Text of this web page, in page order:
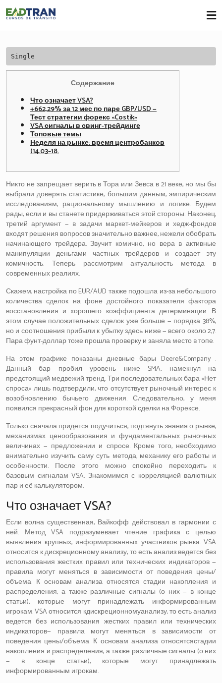
Eadtran
-
Single
Содержание
Что означает VSA?
+662,29% за 12 мес по паре GBP/USD —
Тест стратегии форекс «Costik»
VSA сигналы в свинг-трейдинге
Топовые темы
Неделя на рынке: время центробанков
(14.03–18.
Никто не запрещает верить в Тора или Зевса в 21 веке, но мы бы
выбрали доверять статистике, большим данным, эмпирическим
исследованиям, рациональному мышлению и логике. Будем
рады, если и вы станете придерживаться этой стороны. Наконец,
третий аргумент — в задачи маркет-мейкеров и хедж-фондов
входят решения вопросов значительно важнее, нежели обобрать
начинающего трейдера. Звучит комично, но вера в активные
манипуляции деньгами частных трейдеров и создает эту
комичность. Теперь рассмотрим актуальность метода в
современных реалиях.
Скажем, настройка по EUR/AUD также подошла из-за небольшого
количества сделок на фоне достойного показателя фактора
восстановления и хорошего коэффициента детерминации. В
этом случае положительных сделок уже больше — порядка 38%,
но и соотношения прибыли к убытку здесь ниже — всего около 2,7.
Пара фунт-доллар тоже прошла проверку и заняла место в топе.
На этом графике показаны дневные бары Deere&Company .
Данный бар пробил уровень ниже SMA, намекнул на
предстоящий медвежий тренд. Три последовательных бара «Нет
спроса» лишь подтвердили, что отсутствует рыночный интерес к
возобновлению бычьего движения. Следовательно, у меня
появился прекрасный фон для короткой сделки на Форексе.
Только сначала придется подучиться, подтянуть знания о рынке,
механизмах ценообразования и фундаментальных рыночных
величинах — предложении и спросе. Кроме того, необходимо
внимательно изучить саму суть метода, механику его работы и
особенности. После этого можно спокойно переходить к
базовым сигналам VSA. Знакомимся с корреляцией валютных
пар и её калькулятором.
Что означает VSA?
Если волна существенная, Вайкофф действовал в гармонии с
ней. Метод VSA подразумевает чтение графика с целью
выявления крупных, информированных участников рынка. VSA
относится к дискреционному анализу, то есть анализ ведется без
использования жестких правил или технических индикаторов —
правила могут меняться в зависимости от поведения цены/
объема. К основам анализа относятся стадии накопления и
распределения, а также различные сигналы (о них — в конце
статьи), которые могут принадлежать информированным
игрокам. VSA относится кдискреционномуанализу, то есть анализ
ведется без использования жестких правил или технических
индикаторов— правила могут меняться в зависимости от
поведения цены/объема. К основам анализа относятсястадии
накопления и распределения, а также различные сигналы (о них
— в конце статьи), которые могут принадлежать
информированным игрокам.